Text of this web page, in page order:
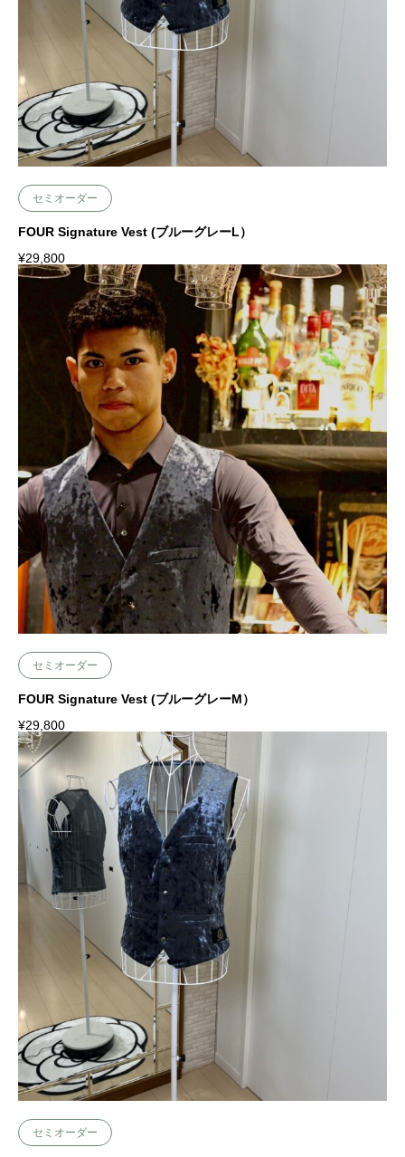
セミオーダー
FOUR Signature Vest (ブルーグレーL）
¥29,800
セミオーダー
FOUR Signature Vest (ブルーグレーM）
¥29,800
セミオーダー